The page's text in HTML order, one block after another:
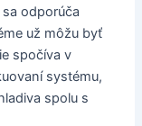
odporúča
už môžu byť
spočíva v
systému,
spolu s